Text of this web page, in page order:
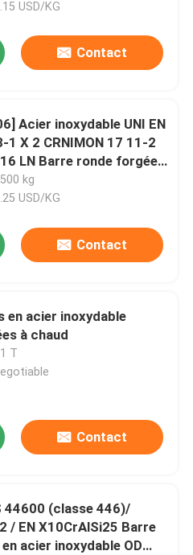
USD/KG
Contact
Acier inoxydable UNI EN
1 X 2 CRNIMON 17 11-2
LN Barre ronde forgée
kg
USD/KG
Contact
en acier inoxydable
à chaud
T
Contact
44600 (classe 446)/
/ EN X10CrAlSi25 Barre
acier inoxydable OD